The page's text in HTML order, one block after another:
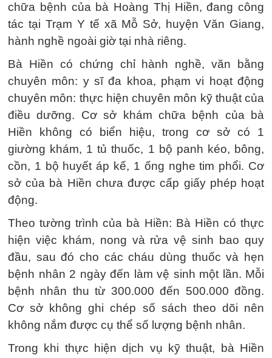
chữa bệnh của bà Hoàng Thị Hiền, đang công
tác tại Trạm Y tế xã Mỗ Sở, huyện Văn Giang,
hành nghề ngoài giờ tại nhà riêng.
Bà Hiền có chứng chỉ hành nghề, văn bằng
chuyên môn: y sĩ đa khoa, phạm vi hoạt động
chuyên môn: thực hiện chuyên môn kỹ thuật của
điều dưỡng. Cơ sở khám chữa bệnh của bà
Hiền không có biển hiệu, trong cơ sở có 1
giường khám, 1 tủ thuốc, 1 bộ panh kéo, bông,
cồn, 1 bộ huyết áp kế, 1 ống nghe tim phổi. Cơ
sở của bà Hiền chưa được cấp giấy phép hoạt
động.
Theo tường trình của bà Hiền: Bà Hiền có thực
hiện việc khám, nong và rửa vệ sinh bao quy
đầu, sau đó cho các cháu dùng thuốc và hẹn
bệnh nhân 2 ngày đến làm vệ sinh một lần. Mỗi
bệnh nhân thu từ 300.000 đến 500.000 đồng.
Cơ sở không ghi chép số sách theo dõi nên
không nắm được cụ thể số lượng bệnh nhân.
Trong khi thực hiện dịch vụ kỹ thuật, bà Hiền